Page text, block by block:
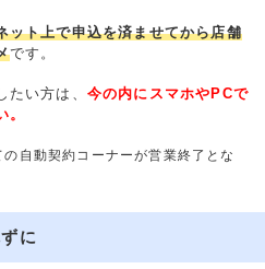
ット上で申込を済ませてから店舗
です。
い方は、 今の内にスマホやPCで
自動契約コーナーが営業終了とな
に